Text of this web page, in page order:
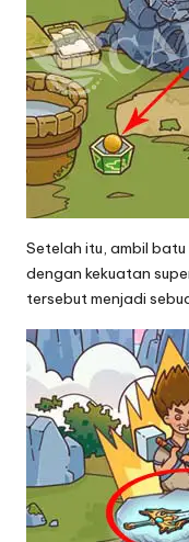
Setelah itu, ambil batu
dengan kekuatan
tersebut menjadi